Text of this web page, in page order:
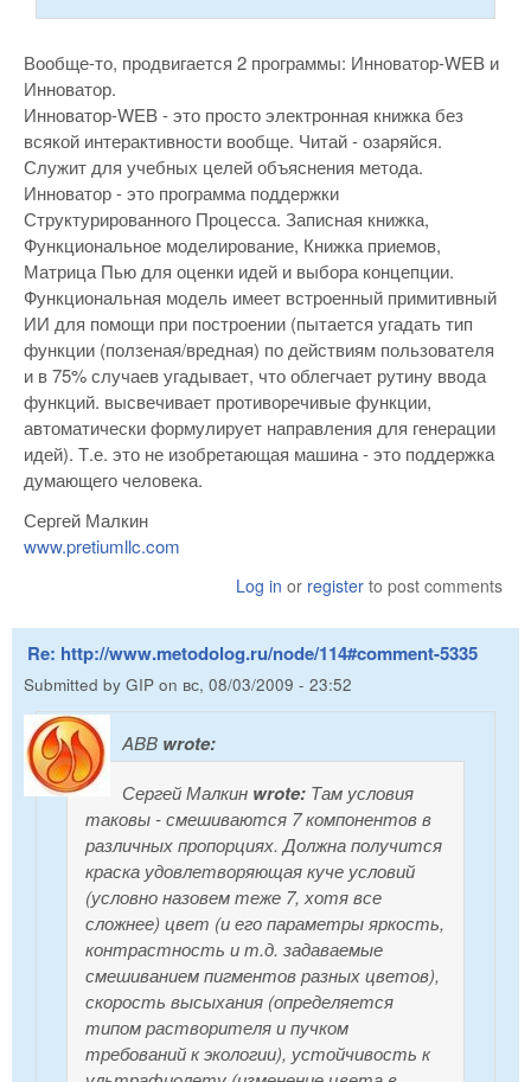
Вообще-то, продвигается 2 программы: Инноватор-WEB и
Инноватор.
Инноватор-WEB - это просто электронная книжка без
всякой интерактивности вообще. Читай - озаряйся.
Служит для учебных целей объяснения метода.
Инноватор - это программа поддержки
Структурированного Процесса. Записная книжка,
Функциональное моделирование, Книжка приемов,
Матрица Пью для оценки идей и выбора концепции.
Функциональная модель имеет встроенный примитивный
ИИ для помощи при построении (пытается угадать тип
функции (ползеная/вредная) по действиям пользователя
и в 75% случаев угадывает, что облегчает рутину ввода
функций. высвечивает противоречивые функции,
автоматически формулирует направления для генерации
идей). Т.е. это не изобретающая машина - это поддержка
думающего человека.
Сергей Малкин
www.pretiumllc.com
Log in or register to post comments
Re: http://www.metodolog.ru/node/114#comment-5335
Submitted by GIP on вс, 08/03/2009 - 23:52
ABB wrote:
Сергей Малкин wrote: Там условия
таковы - смешиваются 7 компонентов в
различных пропорциях. Должна получится
краска удовлетворяющая куче условий
(условно назовем теже 7, хотя все
сложнее) цвет (и его параметры яркость,
контрастность и т.д. задаваемые
смешиванием пигментов разных цветов),
скорость высыхания (определяется
типом растворителя и пучком
требований к экологии), устойчивость к